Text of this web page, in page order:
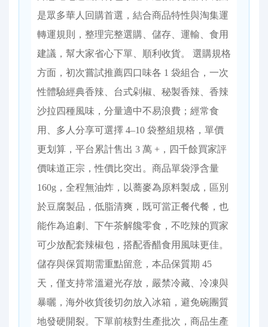
是眾多華人回購首選，結合商品特性與淘集運
轉運規則，整理完整選購、儲存、運輸、食用
建議，幫大家省心下單、順利收貨。 選購規格
方面，初次嘗試推薦四口味各 1 袋組合，一次
性體驗經典香辣、台式剁椒、秘製香辣、香辣
沙拉四種風味，分量適中不易浪費；經常食
用、多人分享可選擇 4–10 袋整組規格，單價
更划算，平台累計售出 3 萬 +，四千餘買家評
價味道正宗，性價比突出。商品單袋淨含量
160g，全程無油炸，以蕎麥為原料製成，區別
於豆腐製品，低脂清爽，既可當正餐代餐，也
能作為追劇、下午茶解饞零食，不吃辣的買家
可少放配套辣椒包，搭配香醋食用風味更佳。
儲存與保質期需重點留意，本品保質期 45
天，僅支持常溫避光存放，嚴禁冷藏、冷凍與
暴曬，海外收貨後切勿放入冰箱，避免碗團質
地發硬開裂。下單前核對生產批次，商品生產